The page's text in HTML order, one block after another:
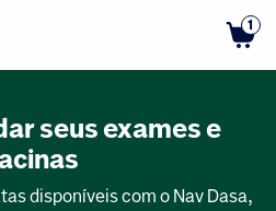
1
seus exames e
disponíveis com o Nav Dasa,